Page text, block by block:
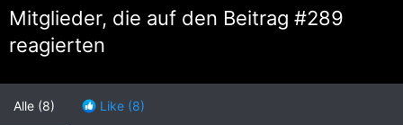
Mitglieder, die auf den Beitrag #289
reagierten
Alle (8) Like (8)